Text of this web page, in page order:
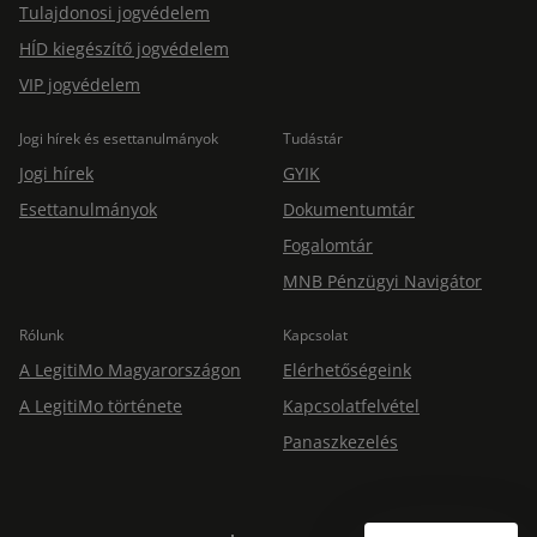
Tulajdonosi jogvédelem
HÍD kiegészítő jogvédelem
VIP jogvédelem
Jogi hírek és esettanulmányok
Jogi hírek
Esettanulmányok
Tudástár
GYIK
Dokumentumtár
Fogalomtár
MNB Pénzügyi Navigátor
Rólunk
A LegitiMo Magyarországon
A LegitiMo története
Kapcsolat
Elérhetőségeink
Kapcsolatfelvétel
Panaszkezelés